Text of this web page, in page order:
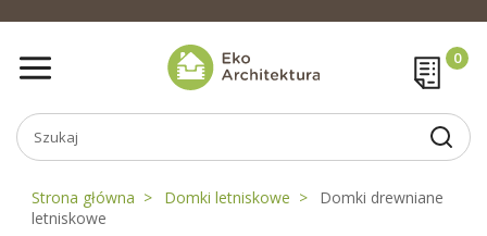
Strona główna Domki letniskowe
Domki drewniane
letniskowe